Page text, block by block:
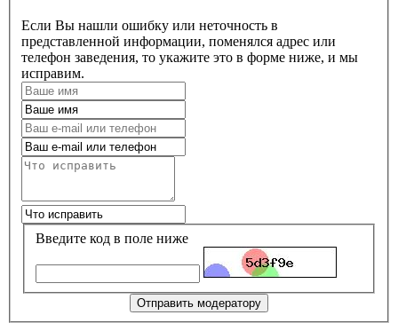
Если Вы нашли ошибку или неточность в
представленной информации, поменялся адрес или
телефон заведения, то укажите это в форме ниже, и мы
исправим.
Введите код в поле ниже
Отправить модератору